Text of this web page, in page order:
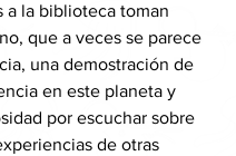
a la biblioteca toman
que a veces se parece
una demostración de
en este planeta y
por escuchar sobre
de otras